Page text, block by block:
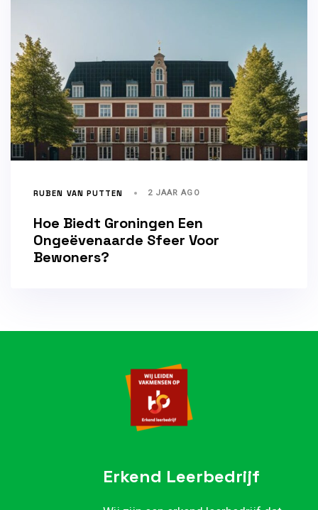
RUBEN VAN PUTTEN 2 JAAR AGO
Hoe Biedt Groningen Een
Ongeëvenaarde Sfeer Voor
Bewoners?
Erkend Leerbedrijf